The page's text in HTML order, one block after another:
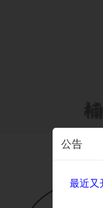
公告
最近又